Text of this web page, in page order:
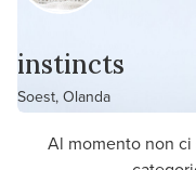
instincts
Soest, Olanda
Al momento non